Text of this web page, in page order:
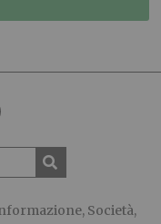
Società,